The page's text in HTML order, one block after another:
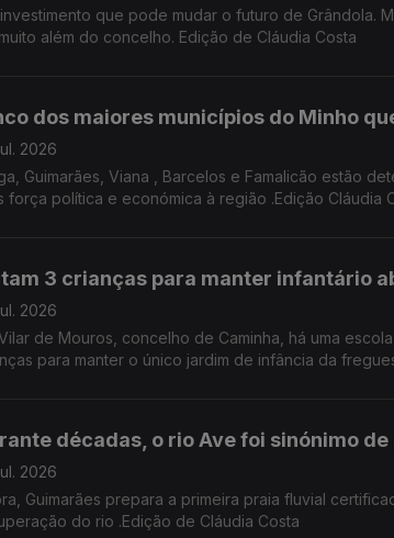
mudar o futuro de Grândola. Mil empregos, uma nova aposta logística e uma ambição que
além do concelho. Edição de Cláudia Costa
dos maiores municípios do Minho
2026
Guimarães, Viana , Barcelos e Famalicão estão
força política e económica à região .Edição Cláudia
3 crianças para manter infantário
2026
de Mouros, concelho de Caminha, há uma
para manter o único jardim de infância da
décadas, o rio Ave foi sinónimo
2026
Guimarães prepara a primeira praia fluvial
do rio .Edição de Cláudia Costa